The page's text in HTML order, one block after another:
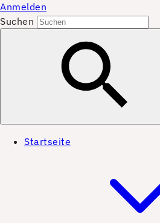
Anmelden
Suchen
Startseite